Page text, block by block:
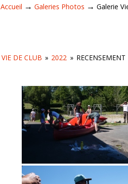
Accueil → Galeries Photos → Galerie
VIE DE CLUB » 2022 »